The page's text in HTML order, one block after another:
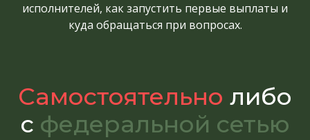
исполнителей, как запустить первые выплаты и
куда обращаться при вопросах.
Самостоятельно либо
с федеральной сетью